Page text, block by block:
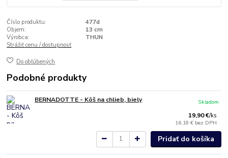
Číslo produktu:
477d
Objem:
13 cm
Výrobca:
THUN
Strážiť cenu / dostupnosť
Do obľúbených
Podobné produkty
BERNADOTTE - Kôš na chlieb, biely
19,90 €/ks
16,18 € bez DPH
Skladom
Pridať do košíka